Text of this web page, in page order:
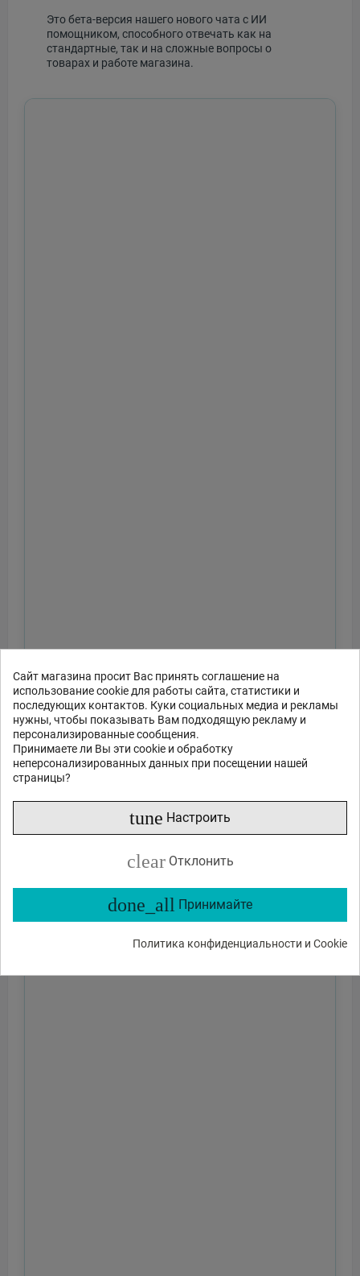
Сайт магазина просит Вас принять соглашение на
использование cookie для работы сайта, статистики и
последующих контактов. Куки социальных медиа и рекламы
нужны, чтобы показывать Вам подходящую рекламу и
персонализированные сообщения.
Принимаете ли Вы эти cookie и обработку
неперсонализированных данных при посещении нашей
страницы?
tune Настроить
clear Отклонить
done_all Принимайте
Политика конфиденциальности и Cookie
Это бета-версия нашего нового чата с ИИ
помощником, способного отвечать как на
стандартные, так и на сложные вопросы о
товарах и работе магазина.